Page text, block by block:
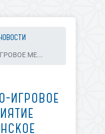
МЕ...
ИГРОВОЕ